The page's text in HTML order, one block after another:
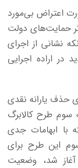
اعتراض بی‌مورد
حمایت‌های دولت
نشانی از اجرای
در اراده اجرایی
حذف یارانه‌ نقدی
طرح کالابرگ
با ابهامات جدی
این طرح برای
از ۷ تیرماه آغاز شد، وضعیت